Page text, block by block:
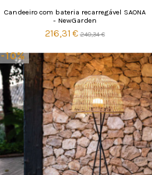
Candeeiro com bateria recarregável SAONA
- NewGarden
216,31 € 240,34 €
-10%